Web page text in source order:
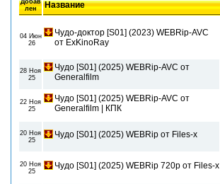
Добав
лен
Название
04 Июн
26
Чудо-доктор [S01] (2023) WEBRip-AVC
от ExKinoRay
28 Ноя
25
Чудо [S01] (2025) WEBRip-AVC от
Generalfilm
22 Ноя
25
Чудо [S01] (2025) WEBRip-AVC от
Generalfilm | КПК
20 Ноя
25
Чудо [S01] (2025) WEBRip от Files-x
20 Ноя
25
Чудо [S01] (2025) WEBRip 720p от Files-x